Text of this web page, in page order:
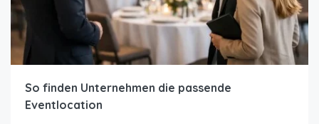
So finden Unternehmen die passende
Eventlocation